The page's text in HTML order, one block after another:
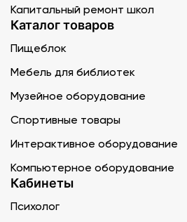
Капитальный ремонт школ
Каталог товаров
Пищеблок
Мебель для библиотек
Музейное оборудование
Спортивные товары
Интерактивное оборудование
Компьютерное оборудование
Кабинеты
Психолог